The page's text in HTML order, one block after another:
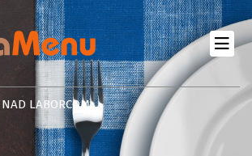
NAD LABORCOM